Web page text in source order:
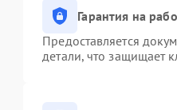
Гарантия на
Предоставляется
детали, что защищает